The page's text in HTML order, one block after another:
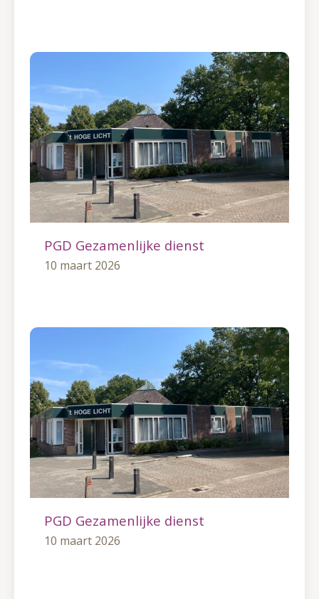
PGD Gezamenlijke dienst
10 maart 2026
PGD Gezamenlijke dienst
10 maart 2026